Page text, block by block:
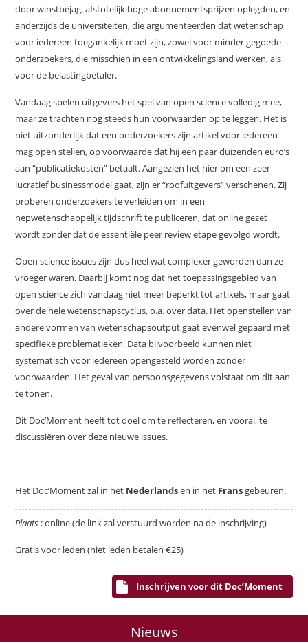
door winstbejag, afstotelijk hoge abonnementsprijzen oplegden, en
anderzijds de universiteiten, die argumenteerden dat wetenschap
voor iedereen toegankelijk moet zijn, zowel voor minder gegoede
onderzoekers, die misschien in een ontwikkelingsland werken, als
voor de belastingbetaler.
Vandaag spelen uitgevers het spel van open science volledig mee,
maar ze trachten nog steeds hun voorwaarden op te leggen. Het is
niet uitzonderlijk dat een onderzoekers zijn artikel voor iedereen
mag open stellen, op voorwaarde dat hij een paar duizenden euro’s
aan “publicatiekosten” betaalt. Aangezien het hier om een zeer
lucratief businessmodel gaat, zijn er “roofuitgevers” verschenen. Zij
proberen onderzoekers te verleiden om in een
nepwetenschappelijk tijdschrift te publiceren, dat online gezet
wordt zonder dat de essentiële peer review etape gevolgd wordt.
Open science issues zijn dus heel wat complexer geworden dan ze
vroeger waren. Daarbij komt nog dat het toepassingsgebied van
open science zich vandaag niet meer beperkt tot artikels, maar gaat
over de hele wetenschapscyclus, o.a. over data. Het openstellen van
andere vormen van wetenschapsoutput gaat evenwel gepaard met
specifieke problematieken. Data bijvoorbeeld kunnen niet
systematisch voor iedereen opengesteld worden zonder
voorwaarden. Het geval van persoonsgegevens volstaat om dit aan
te tonen.
Dit Doc’Moment heeft tot doel om te reflecteren, en vooral, te
discussiëren over deze nieuwe issues.
Het Doc’Moment zal in het Nederlandsen in het Fransgebeuren.
Plaats : online (de link zal verstuurd worden na de inschrijving)
Gratis voor leden (niet leden betalen €25)
Inschrijven voor dit Doc’Moment
Nieuws